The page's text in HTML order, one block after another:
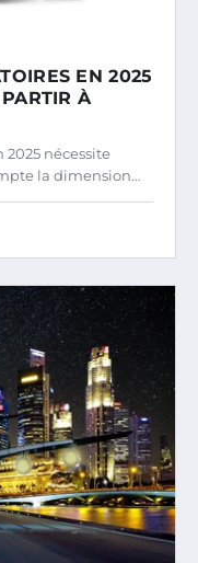
EN 2025
À
2025 nécessite
la dimension…